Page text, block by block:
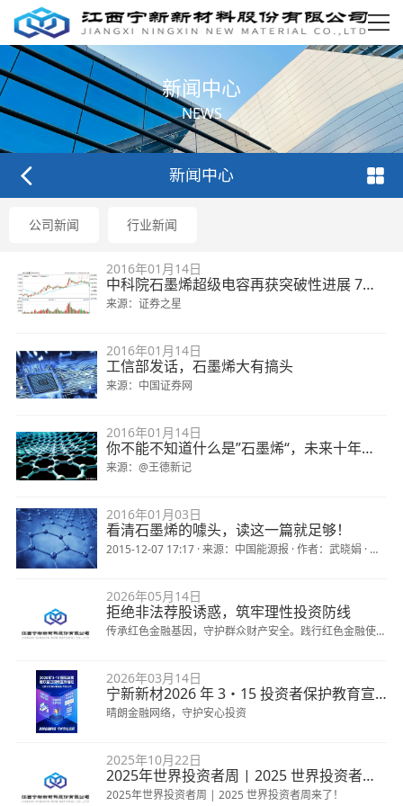
新闻中心
NEWS
新闻中心
公司新闻 行业新闻
2016年01月14日
中科院石墨烯超级电容再获突破性进展 7股迎腾飞契机
来源：证券之星
2016年01月14日
工信部发话，石墨烯大有搞头
来源：中国证券网
2016年01月14日
你不能不知道什么是”石墨烯“，未来十年即将颠覆现有”硅产业 ”
来源：@王德新记
2016年01月03日
看清石墨烯的噱头，读这一篇就足够！
2015-12-07 17:17 · 来源：中国能源报 · 作者：武晓娟 · 责
2026年05月14日
拒绝非法荐股诱惑，筑牢理性投资防线
传承红色金融基因，守护群众财产安全。践行红色金融使
前，非法荐股骗局形式隐蔽、套路翻新，严重损害投资者权
2026年03月14日
宁新新材2026 年 3・15 投资者保护教育宣传
晴朗金融网络，守护安心投资
2025年10月22日
2025年世界投资者周 | 2025 世界投资者周来了！
2025年世界投资者周 | 2025 世界投资者周来了！